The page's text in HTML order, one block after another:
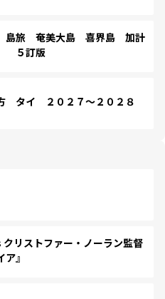
島旅 奄美大島 喜界島 加計
５訂版
タイ ２０２７～２０２８
リストファー・ノーラン監督
』